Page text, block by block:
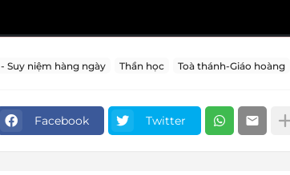
- Suy niệm hàng ngày Thần học Toà thánh-Giáo hoàng
Facebook Twitter